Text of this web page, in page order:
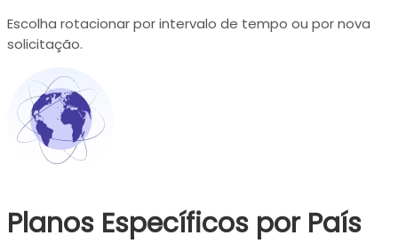
Escolha rotacionar por intervalo de tempo ou por nova
solicitação.
Planos Específicos por País